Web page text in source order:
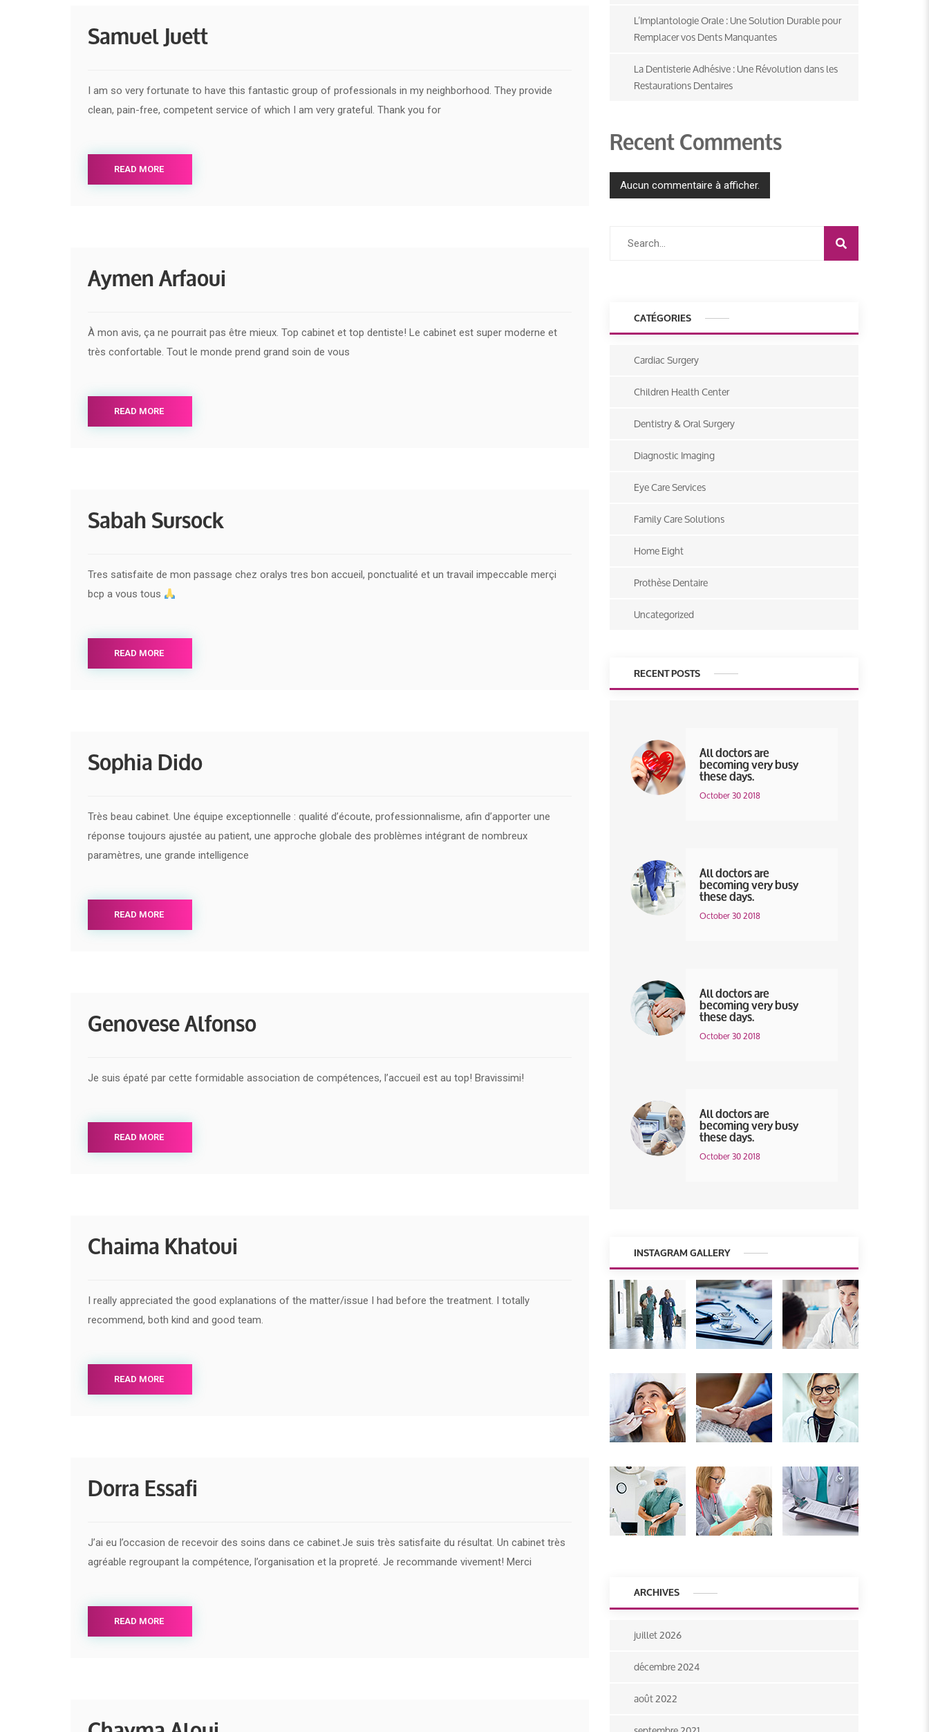
Samuel Juett
I am so very fortunate to have this fantastic group of professionals in my neighborhood. They provide
clean, pain-free, competent service of which I am very grateful. Thank you for
READ MORE
Aymen Arfaoui
À mon avis, ça ne pourrait pas être mieux. Top cabinet et top dentiste! Le cabinet est super moderne et
très confortable. Tout le monde prend grand soin de vous
READ MORE
Sabah Sursock
Tres satisfaite de mon passage chez oralys tres bon accueil, ponctualité et un travail impeccable merçi
bcp a vous tous
READ MORE
Sophia Dido
Très beau cabinet. Une équipe exceptionnelle : qualité d’écoute, professionnalisme, afin d’apporter une
réponse toujours ajustée au patient, une approche globale des problèmes intégrant de nombreux
paramètres, une grande intelligence
READ MORE
Genovese Alfonso
Je suis épaté par cette formidable association de compétences, l’accueil est au top! Bravissimi!
READ MORE
Chaima Khatoui
I really appreciated the good explanations of the matter/issue I had before the treatment. I totally
recommend, both kind and good team.
READ MORE
Dorra Essafi
J’ai eu l’occasion de recevoir des soins dans ce cabinet.Je suis très satisfaite du résultat. Un cabinet très
agréable regroupant la compétence, l’organisation et la propreté. Je recommande vivement! Merci
READ MORE
L’Implantologie Orale : Une Solution Durable pour
Remplacer vos Dents Manquantes
La Dentisterie Adhésive : Une Révolution dans les
Restaurations Dentaires
Recent Comments
Aucun commentaire à afficher.
CATÉGORIES
Cardiac Surgery
Children Health Center
Dentistry & Oral Surgery
Diagnostic Imaging
Eye Care Services
Family Care Solutions
Home Eight
Prothèse Dentaire
Uncategorized
RECENT POSTS
All doctors are
becoming very busy
these days.
October 30 2018
All doctors are
becoming very busy
these days.
October 30 2018
All doctors are
becoming very busy
these days.
October 30 2018
All doctors are
becoming very busy
these days.
October 30 2018
INSTAGRAM GALLERY
ARCHIVES
juillet 2026
décembre 2024
août 2022